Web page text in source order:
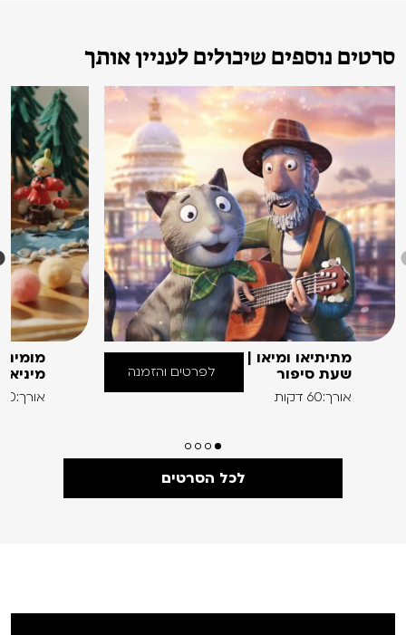
סרטים נוספים שיכולים לעניין אותך
מתיתיאו ומיאו |
שעת סיפור
אורך:60 דקות
לפרטים והזמנה
אורך:60 דקות
לכל הסרטים